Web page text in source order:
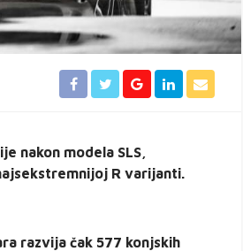
nakon modela SLS,
R varijanti.
razvija čak 577 konjskih